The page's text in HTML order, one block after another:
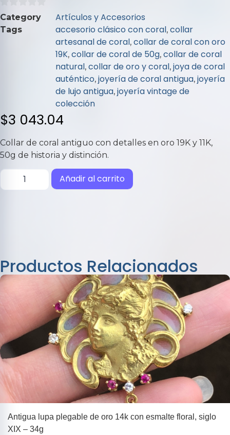
0
de
Category Artículos y Accesorios
Tags accesorio clásico con coral, collar
artesanal de coral, collar de coral con oro
19K, collar de coral de 50g, collar de coral
natural, collar de oro y coral, joya de coral
auténtico, joyería de coral antigua, joyería
de lujo antigua, joyería vintage de
colección
$3 043.04
Collar de coral antiguo con detalles en oro 19K y 11K,
50g de historia y distinción.
Añadir al carrito
Productos Relacionados
Antigua lupa plegable de oro 14k con esmalte floral, siglo
XIX – 34g